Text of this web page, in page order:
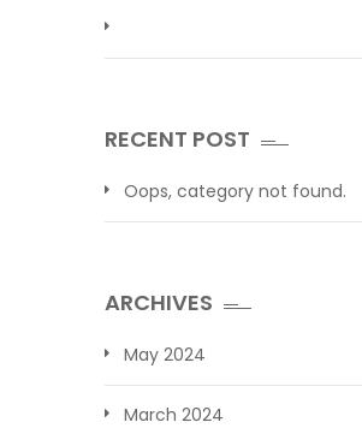
RECENT POST
Oops, category not found.
ARCHIVES
May 2024
March 2024